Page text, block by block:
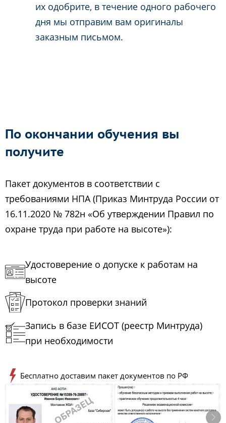
их одобрите, в течение одного рабочего
дня мы отправим вам оригиналы
заказным письмом.
По окончании обучения вы
получите
Пакет документов в соответствии с
требованиями НПА (Приказ Минтруда России от
16.11.2020 № 782н «Об утверждении Правил по
охране труда при работе на высоте»):
Удостоверение о допуске к работам на
высоте
Протокол проверки знаний
Запись в базе ЕИСОТ (реестр Минтруда)
при необходимости
Бесплатно доставим пакет документов по РФ